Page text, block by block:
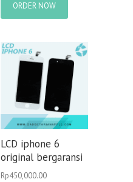
ORDER NOW
LCD iphone 6
original bergaransi
Rp450,000.00